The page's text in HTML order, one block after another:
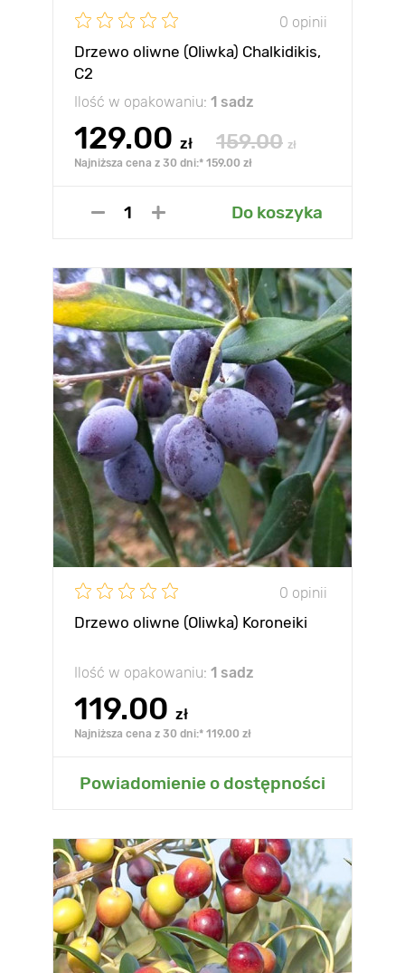
0 opinii
Drzewo oliwne (Oliwka) Chalkidikis,
C2
Ilość w opakowaniu: 1 sadz
129.00 zł 159.00 zł
Najniższa cena z 30 dni:* 159.00 zł
Do koszyka
0 opinii
Drzewo oliwne (Oliwka) Koroneiki
Ilość w opakowaniu: 1 sadz
119.00 zł
Najniższa cena z 30 dni:* 119.00 zł
Powiadomienie o dostępności